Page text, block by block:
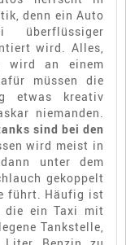
denn ein Auto
wird. Alles,
wird an einem
müssen die
etwas kreativ
niemanden.
sind bei den
wird meist in
unter dem
gekoppelt
führt. Häufig ist
die ein Taxi mit
Tankstelle,